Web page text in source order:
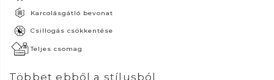
Karcolásgátló bevonat
Csillogás csökkentése
Teljes csomag
Többet ebből a stílusból